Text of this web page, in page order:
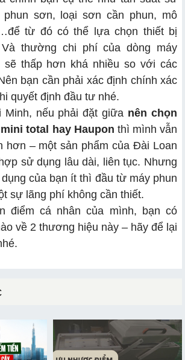
phun sơn, loại sơn cần phun, mô
từ đó có thể lựa chọn thiết bị
thường chi phí của dòng máy
sẽ thấp hơn khá nhiều so với các
bạn cần phải xác định chính xác
quyết định đầu tư nhé.
Minh, nếu phải đặt giữa nên chọn
total hay Haupon thì mình vẫn
hơn – một sản phẩm của Đài Loan
sử dụng lâu dài, liên tục. Nhưng
của bạn ít thì đầu từ máy phun
sự lãng phí không cần thiết.
điểm cá nhân của mình, bạn có
về 2 thương hiệu này – hãy để lại